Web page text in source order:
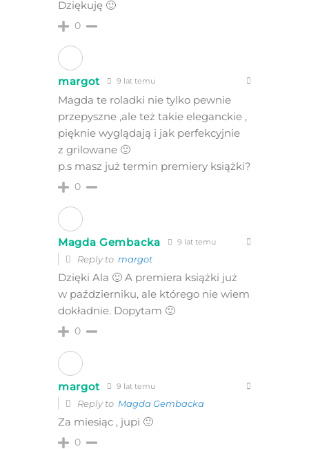
Dziękuję 🙂
0
margot 9 lat temu
Magda te roladki nie tylko pewnie
przepyszne ,ale też takie eleganckie ,
pięknie wyglądają i jak perfekcyjnie
z grilowane 🙂
p.s masz już termin premiery książki?
0
Magda Gembacka 9 lat temu
Reply to margot
Dzięki Ala 🙂 A premiera książki już
w październiku, ale którego nie wiem
dokładnie. Dopytam 🙂
0
margot 9 lat temu
Reply to Magda Gembacka
Za miesiąc , jupi 🙂
0